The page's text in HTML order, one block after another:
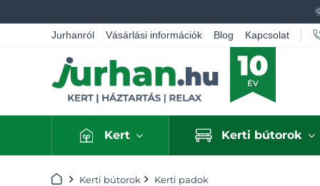
Jurhanról Vásárlási információk Blog Kapcsolat
Kert Kerti bútorok
KezdőlapKerti bútorok Kerti padok